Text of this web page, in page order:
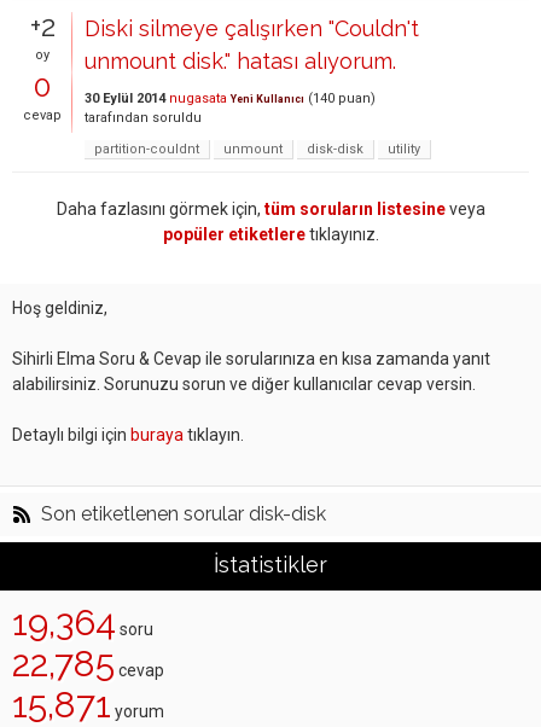
+2
oy
0
cevap
Diski silmeye çalışırken "Couldn't
unmount disk." hatası alıyorum.
30 Eylül 2014 nugasata Yeni Kullanıcı (140 puan)
tarafından soruldu
partition-couldnt
unmount disk-disk utility
Daha fazlasını görmek için, tüm soruların listesineveya
popüler etiketleretıklayınız.
Hoş geldiniz,
Sihirli Elma Soru & Cevap ile sorularınıza en kısa zamanda yanıt
alabilirsiniz. Sorunuzu sorun ve diğer kullanıcılar cevap versin.
Detaylı bilgi için buraya tıklayın.
Son etiketlenen sorular disk-disk
İstatistikler
19,364 soru
22,785 cevap
15,871 yorum